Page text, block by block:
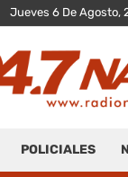
Jueves 6 De Agosto,
POLICIALES